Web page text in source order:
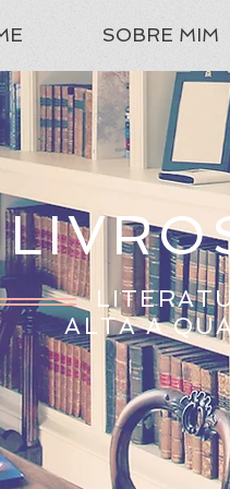
SOBRE MIM
ALTA A